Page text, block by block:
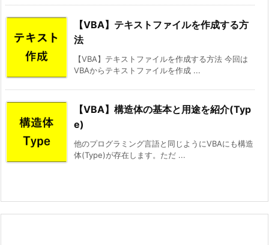
【VBA】テキストファイルを作成する方
法
【VBA】テキストファイルを作成する方法 今回は
VBAからテキストファイルを作成 ...
【VBA】構造体の基本と用途を紹介(Typ
e)
他のプログラミング言語と同じようにVBAにも構造
体(Type)が存在します。ただ ...